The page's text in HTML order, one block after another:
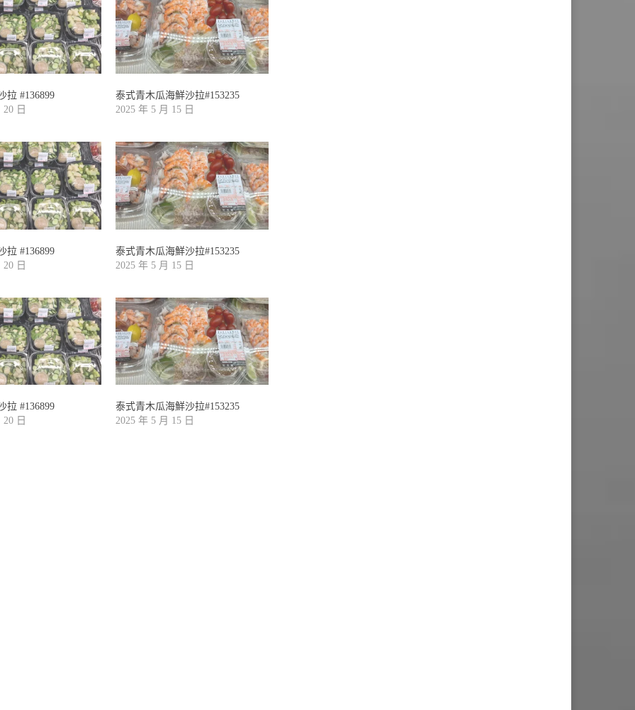
拉 #136899
20 日
泰式青木瓜海鮮沙拉#153235
2025 年 5 月 15 日
拉 #136899
20 日
泰式青木瓜海鮮沙拉#153235
2025 年 5 月 15 日
拉 #136899
20 日
泰式青木瓜海鮮沙拉#153235
2025 年 5 月 15 日